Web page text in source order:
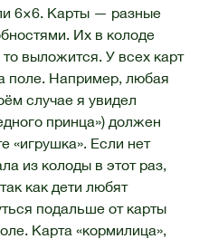
6×6. Карты — разные
Их в колоде
выложится. У всех карт
поле. Например, любая
случае я увидел
принца») должен
«игрушка». Если нет
из колоды в этот раз,
как дети любят
подальше от карты
Карта «кормилица»,